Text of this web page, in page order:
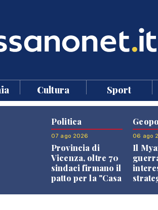
Cultura Sport
Politica
07 ago 2026
Provincia di
Vicenza, oltre 70
sindaci firmano il
patto per la "Casa
06 ago
Il